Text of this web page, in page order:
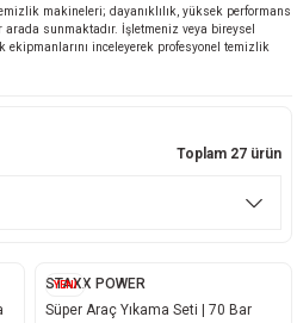
makineleri; dayanıklılık, yüksek performans
sunmaktadır. İşletmeniz veya bireysel
inceleyerek profesyonel temizlik
Toplam 27 ürün
YENİ
STAXX POWER
Süper Araç Yıkama Seti | 70 Bar